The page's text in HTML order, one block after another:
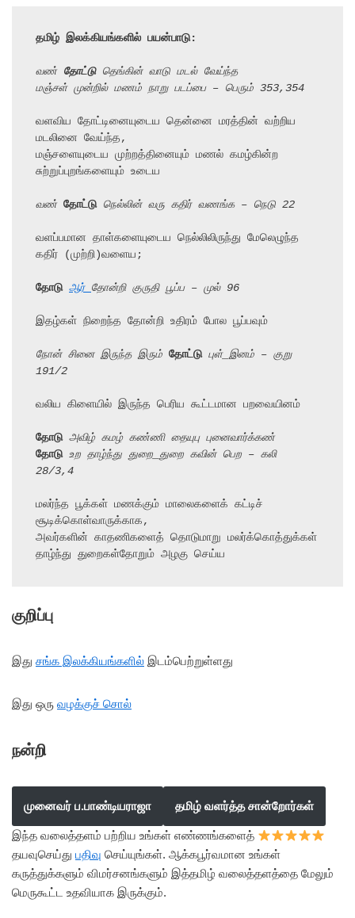
தமிழ் இலக்கியங்களில் பயன்பாடு:
வண் தோட்டு தெங்கின் வாடு மடல் வேய்ந்த
மஞ்சள் முன்றில் மணம் நாறு படப்பை – பெரும் 353,354
வளவிய தோட்டினையுடைய தென்னை மரத்தின் வற்றிய
மடலினை வேய்ந்த,
மஞ்சளையுடைய முற்றத்தினையும் மணல் கமழ்கின்ற
சுற்றுப்புறங்களையும் உடைய
வண் தோட்டு நெல்லின் வரு கதிர் வணங்க – நெடு 22
வளப்பமான தாள்களையுடைய நெல்லிலிருந்து மேலெழுந்த
கதிர் (முற்றி)வளைய;
தோடு ஆர் தோன்றி குருதி பூப்ப – முல் 96
இதழ்கள் நிறைந்த தோன்றி உதிரம் போல பூப்பவும்
நோன் சினை இருந்த இரும் தோட்டு புள்_இனம் – குறு
191/2
வலிய கிளையில் இருந்த பெரிய கூட்டமான பறவையினம்
தோடு அவிழ் கமழ் கண்ணி தையுபு புனைவார்க்கண்
தோடு உற தாழ்ந்து துறை_துறை கவின் பெற – கலி
28/3,4
மலர்ந்த பூக்கள் மணக்கும் மாலைகளைக் கட்டிச்
சூடிக்கொள்வாருக்காக,
அவர்களின் காதணிகளைத் தொடுமாறு மலர்க்கொத்துக்கள்
தாழ்ந்து துறைகள்தோறும் அழகு செய்ய
குறிப்பு
இது சங்க இலக்கியங்களில் இடம்பெற்றுள்ளது
இது ஒரு வழக்குச் சொல்
நன்றி
முனைவர் ப.பாண்டியராஜா தமிழ் வளர்த்த சான்றோர்கள்
இந்த வலைத்தளம் பற்றிய உங்கள் எண்ணங்களைத்
தயவுசெய்து பதிவு செய்யுங்கள். ஆக்கபூர்வமான உங்கள்
கருத்துக்களும் விமர்சனங்களும் இத்தமிழ் வலைத்தளத்தை மேலும்
மெருகூட்ட உதவியாக இருக்கும்.